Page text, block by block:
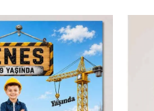
bir tema etrafında
medya paylaşımlarının